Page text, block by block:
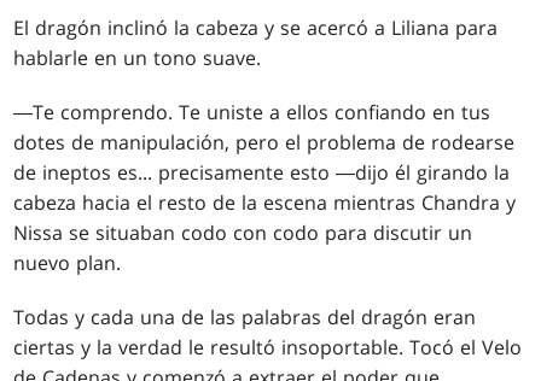
El dragón inclinó la cabeza y se acercó a Liliana para
hablarle en un tono suave.
―Te comprendo. Te uniste a ellos confiando en tus
dotes de manipulación, pero el problema de rodearse
de ineptos es... precisamente esto ―dijo él girando la
cabeza hacia el resto de la escena mientras Chandra y
Nissa se situaban codo con codo para discutir un
nuevo plan.
Todas y cada una de las palabras del dragón eran
ciertas y la verdad le resultó insoportable. Tocó el Velo